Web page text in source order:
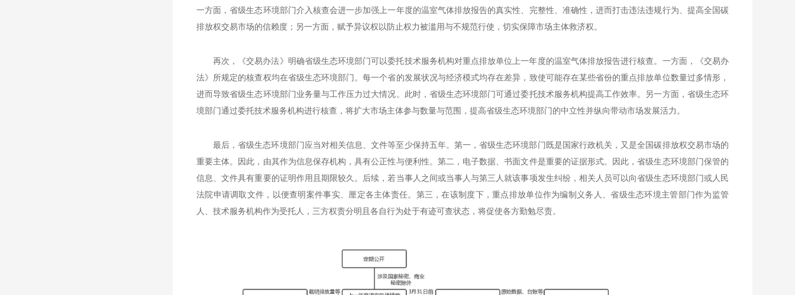
一方面，省级生态环境部门介入核查会进一步加强上一年度的温室气体排放报告的真实性、完整性、准确性，进而打击违法违规行为、提高全国碳
排放权交易市场的信赖度；另一方面，赋予异议权以防止权力被滥用与不规范行使，切实保障市场主体救济权。
再次，《交易办法》明确省级生态环境部门可以委托技术服务机构对重点排放单位上一年度的温室气体排放报告进行核查。一方面，《交易办
法》所规定的核查权均在省级生态环境部门。每一个省的发展状况与经济模式均存在差异，致使可能存在某些省份的重点排放单位数量过多情形，
进而导致省级生态环境部门业务量与工作压力过大情况。此时，省级生态环境部门可通过委托技术服务机构提高工作效率。另一方面，省级生态环
境部门通过委托技术服务机构进行核查，将扩大市场主体参与数量与范围，提高省级生态环境部门的中立性并纵向带动市场发展活力。
最后，省级生态环境部门应当对相关信息、文件等至少保持五年。第一，省级生态环境部门既是国家行政机关，又是全国碳排放权交易市场的
重要主体。因此，由其作为信息保存机构，具有公正性与便利性。第二，电子数据、书面文件是重要的证据形式。因此，省级生态环境部门保管的
信息、文件具有重要的证明作用且期限较久。后续，若当事人之间或当事人与第三人就该事项发生纠纷，相关人员可以向省级生态环境部门或人民
法院申请调取文件，以便查明案件事实、厘定各主体责任。第三，在该制度下，重点排放单位作为编制义务人、省级生态环境主管部门作为监管
人、技术服务机构作为受托人，三方权责分明且各自行为处于有迹可查状态，将促使各方勤勉尽责。